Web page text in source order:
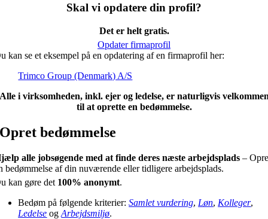
Skal vi opdatere din profil?
Det er helt gratis.
Opdater firmaprofil
kan se et eksempel på en opdatering af en firmaprofil her:
Trimco Group (Denmark) A/S
i virksomheden, inkl. ejer og ledelse, er naturligvis
til at oprette en bedømmelse.
Opret bedømmelse
alle jobsøgende med at finde deres næste arbejdsplads –
bedømmelse af din nuværende eller tidligere arbejdsplads.
kan gøre det 100% anonymt.
Bedøm på følgende kriterier:Samlet vurdering, Løn, Kolleger,
Ledelse ogArbejdsmiljø.